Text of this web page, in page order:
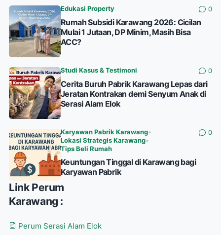
Edukasi Property 0
Rumah Subsidi Karawang 2026: Cicilan
Mulai 1 Jutaan, DP Minim, Masih Bisa
ACC?
Studi Kasus & Testimoni 0
Cerita Buruh Pabrik Karawang Lepas dari
Jeratan Kontrakan demi Senyum Anak di
Serasi Alam Elok
Karyawan Pabrik Karawang•
Lokasi Strategis Karawang•
Tips Beli Rumah
0
Keuntungan Tinggal di Karawang bagi
Karyawan Pabrik
Link Perum
Karawang :
Perum Serasi Alam Elok